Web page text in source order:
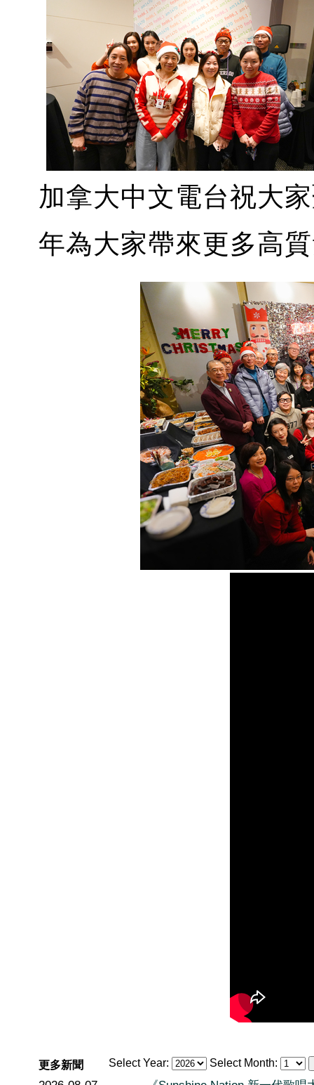
加拿大中文電台祝大
年為大家帶來更多高
Select Year: Select Month:
更多新聞